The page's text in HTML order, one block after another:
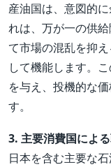
産油国は、意図的
れは、万が一の供
て市場の混乱を抑
して機能します。
を与え、投機的な
す。
3. 主要消費国によ
日本を含む主要な